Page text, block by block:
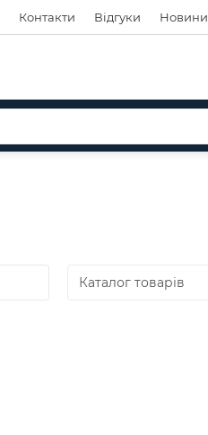
Контакти Відгуки Новини